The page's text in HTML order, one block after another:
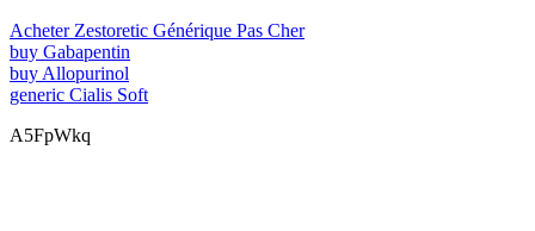
Acheter Zestoretic Générique Pas Cher
buy Gabapentin
buy Allopurinol
generic Cialis Soft
A5FpWkq